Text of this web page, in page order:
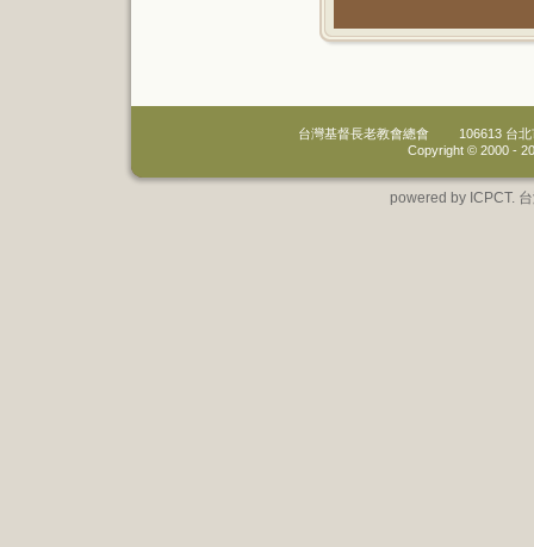
台灣基督長老教會總會
106613 台
Copyright © 2000 -
powered by ICPCT.